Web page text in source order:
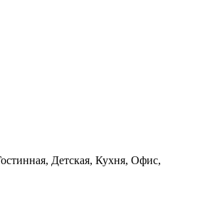
Детская, Кухня, Офис,